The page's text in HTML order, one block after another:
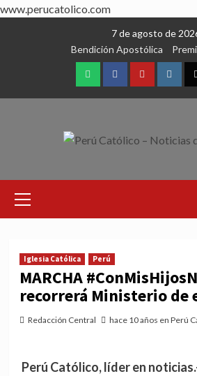
www.perucatolico.com
7 de agosto de
Bendición Apostólica
WhatsAppFacebookYoutube
Menu
Iglesia Católica Perú
MARCHA
recorrerá Ministerio de
Redacción Central hace 10 años en Perú
Perú Católico, líder en